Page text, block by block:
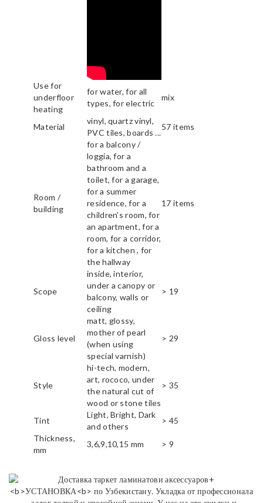
Use for
underfloor
heating
for water, for all
types, for electric
mix
Material
vinyl, quartz vinyl,
PVC tiles, boards ...
57 items
Room /
building
for a balcony /
loggia, for a
bathroom and a
toilet, for a garage,
for a summer
residence, for a
children's room, for
an apartment, for a
room, for a corridor,
for a kitchen , for
the hallway
17 items
Scope
inside, interior,
under a canopy or
balcony, walls or
ceiling
> 19
Gloss level
matt, glossy,
mother of pearl
(when using
special varnish)
> 29
Style
hi-tech, modern,
art, rococo, under
the natural cut of
wood or stone tiles
> 35
Tint
Light, Bright, Dark
and others
> 45
Thickness,
mm
3,6,9,10,15 mm > 9